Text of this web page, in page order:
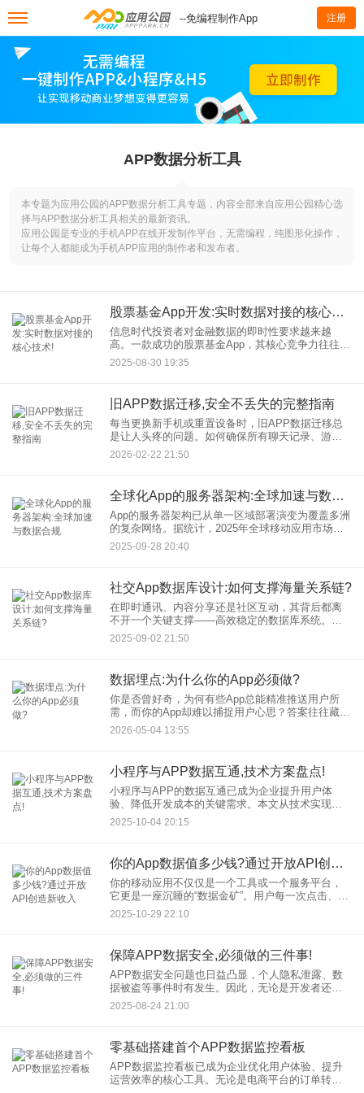
--免编程制作App 注册
APP数据分析工具
本专题为应用公园的APP数据分析工具专题，内容全部来自应用公园精心选
择与APP数据分析工具相关的最新资讯。
应用公园是专业的手机APP在线开发制作平台，无需编程，纯图形化操作，
让每个人都能成为手机APP应用的制作者和发布者。
股票基金App开发:实时数据对接的核心技术!
信息时代投资者对金融数据的即时性要求越来越
高。一款成功的股票基金App，其核心竞争力往往取
决于它能否提供稳定、快速、准确的实时行情数
据。因此，股票基金App开发过程中的重中之重，便
2025-08-30 19:35
旧APP数据迁移,安全不丢失的完整指南
每当更换新手机或重置设备时，旧APP数据迁移总
是让人头疼的问题。如何确保所有聊天记录、游戏
进度和应用设置能够完好无损地转移到新设备？本
文将为您提供一套完整的解决方案，让您的APP数
2026-02-22 21:50
全球化App的服务器架构:全球加速与数据合规
App的服务器架构已从单一区域部署演变为覆盖多洲
的复杂网络。据统计，2025年全球移动应用市场规
模突破1.2万亿美元，但用户对延迟的容忍度已降至
200ms以内。如何通过技术架构实现全球加速，同
2025-09-28 20:40
社交App数据库设计:如何支撑海量关系链?
在即时通讯、内容分享还是社区互动，其背后都离
不开一个关键支撑——高效稳定的数据库系统。本
文将深入探讨社交App数据库设计的关键技术，解析
如何有效支撑亿级用户关系链的存储与高效访问。
2025-09-02 21:50
数据埋点:为什么你的App必须做?
你是否曾好奇，为何有些App总能精准推送用户所
需，而你的App却难以捕捉用户心思？答案往往藏在
那些看似不起眼的数据背后——App数据埋点，正是
2026-05-04 13:55
小程序与APP数据互通,技术方案盘点!
小程序与APP的数据互通已成为企业提升用户体
验、降低开发成本的关键需求。本文从技术实现角
度，深入解析小程序与APP数据互通的必要性、主
流技术方案及实施要点，涵盖数据同步、接口调
2025-10-04 20:15
你的App数据值多少钱?通过开放API创造新收入
你的移动应用不仅仅是一个工具或一个服务平台，
它更是一座沉睡的“数据金矿”。用户每一次点击、浏
览、停留和交易，都在为你积累宝贵的数字资产。
但关键在于，你是否意识到了这些App数据值得深度
2025-10-29 22:10
保障APP数据安全,必须做的三件事!
APP数据安全问题也日益凸显，个人隐私泄露、数
据被盗等事件时有发生。因此，无论是开发者还是
用户，都必须高度重视APP安全保障。本文将为您
揭示保障APP数据安全必须做的三件事，为您筑起
2025-08-24 21:00
零基础搭建首个APP数据监控看板
APP数据监控看板已成为企业优化用户体验、提升
运营效率的核心工具。无论是电商平台的订单转化